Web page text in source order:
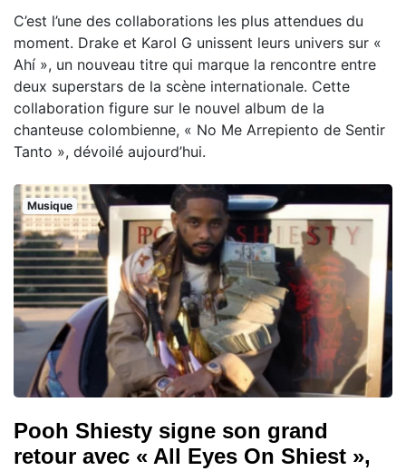
C’est l’une des collaborations les plus attendues du
moment. Drake et Karol G unissent leurs univers sur «
Ahí », un nouveau titre qui marque la rencontre entre
deux superstars de la scène internationale. Cette
collaboration figure sur le nouvel album de la
chanteuse colombienne, « No Me Arrepiento de Sentir
Tanto », dévoilé aujourd’hui.
Musique
Pooh Shiesty signe son grand
retour avec « All Eyes On Shiest »,